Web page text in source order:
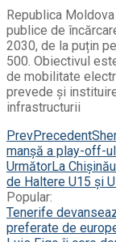
Republica
publice de
2030, de la puțin
500. Obiectivul
de mobilitate
prevede și
infrastructurii
PrevPrecedent
manșă a play-off-
UrmătorLa
de Haltere U15 și
Popular:
Tenerife
preferate de